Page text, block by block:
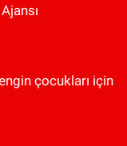
çocukları için